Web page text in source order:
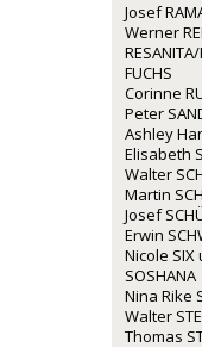
Josef
Werner
FUCHS
Corinne
Peter
Ashley
Elisabeth
Walter
Martin
Josef
Erwin
Nicole SIX
SOSHANA
Nina Rike
Walter
Thomas